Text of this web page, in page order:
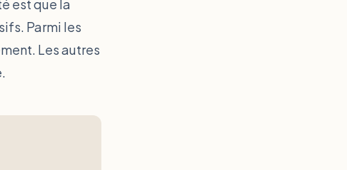
est que la
Parmi les
Les autres